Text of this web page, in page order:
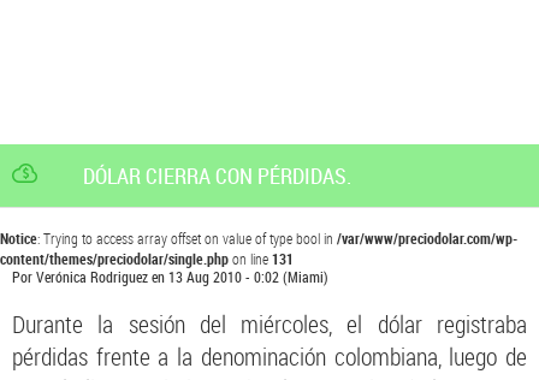
DÓLAR CIERRA CON PÉRDIDAS.
Notice: Trying to access array offset on value of type bool in /var/www/preciodolar.com/wp-
content/themes/preciodolar/single.phpon line131
PorVerónica Rodriguezen13 Aug 2010 - 0:02 (Miami)
Durante la sesión del miércoles, el dólar registraba
pérdidas frente a la denominación colombiana, luego de